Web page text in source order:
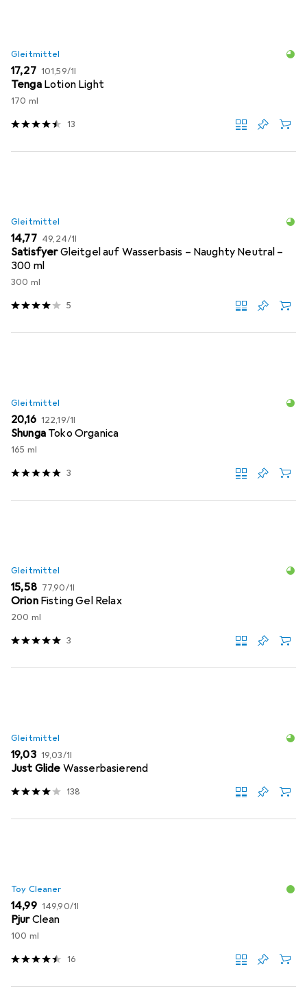
Gleitmittel
EUR
17,27 EUR
101,59/1l
Tenga Lotion Light
170 ml
13
Gleitmittel
EUR
14,77 EUR
49,24/1l
SatisfyerGleitgel auf Wasserbasis – Naughty Neutral –
300 ml
300 ml
5
Gleitmittel
EUR
20,16 EUR
122,19/1l
Shunga Toko Organica
165 ml
3
Gleitmittel
EUR
15,58 EUR
77,90/1l
Orion Fisting Gel Relax
200 ml
3
Gleitmittel
EUR
19,03 EUR
19,03/1l
Just Glide Wasserbasierend
138
Toy Cleaner
EUR
14,99 EUR
149,90/1l
PjurClean
100 ml
16